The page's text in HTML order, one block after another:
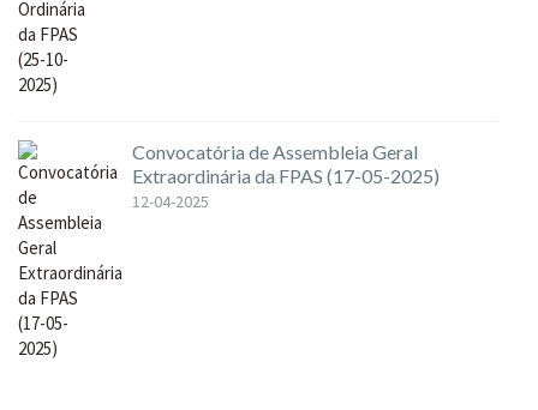
Convocatória de Assembleia Geral
Extraordinária da FPAS (17-05-2025)
12-04-2025